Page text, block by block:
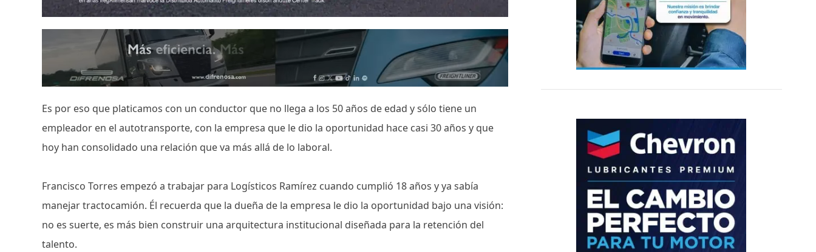
Es por eso que platicamos con un conductor que no llega a los 50 años de edad y sólo tiene un
empleador en el autotransporte, con la empresa que le dio la oportunidad hace casi 30 años y que
hoy han consolidado una relación que va más allá de lo laboral.
Francisco Torres empezó a trabajar para Logísticos Ramírez cuando cumplió 18 años y ya sabía
manejar tractocamión. Él recuerda que la dueña de la empresa le dio la oportunidad bajo una visión:
no es suerte, es más bien construir una arquitectura institucional diseñada para la retención del
talento.